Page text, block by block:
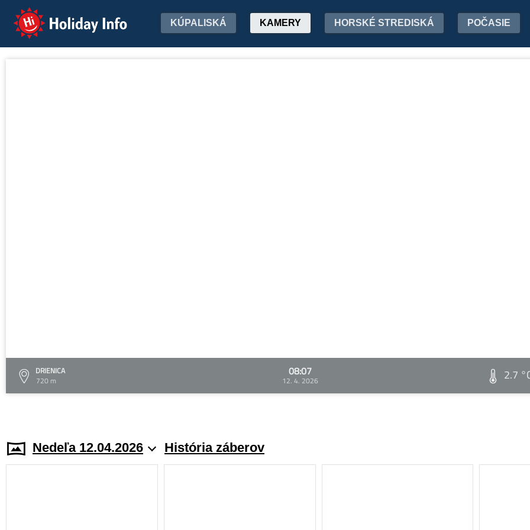
Holiday Info KÚPALISKÁ KAMERY HORSKÉ STREDISKÁ POČASIE
DRIENICA
720 m
08:07
12. 4. 2026 2.7
Nedeľa 12.04.2026 História záberov